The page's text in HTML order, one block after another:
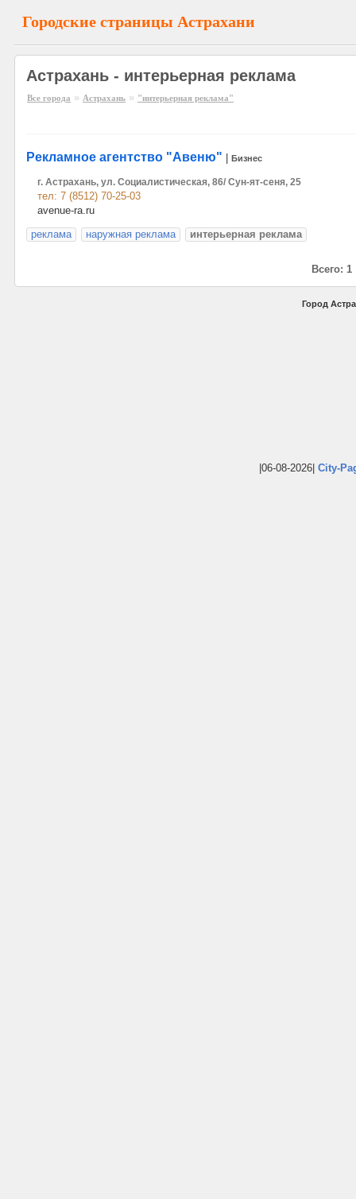
Городские страницы Астрахани
Астрахань - интерьерная реклама
Все города » Астрахань » "интерьерная реклама"
Рекламное агентство "Авеню" Бизнес
г. Астрахань, ул. Социалистическая, 86/ Сун-ят-сеня, 25
тел: 7 (8512) 70-25-03
avenue-ra.ru
реклама
наружная реклама интерьерная реклама
Всего: 1
Город
|06-08-2026| City-